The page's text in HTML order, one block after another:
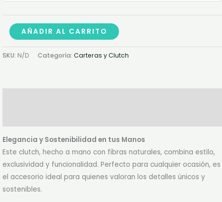
AÑADIR AL CARRITO
SKU: N/D Categoría: Carteras y Clutch
Elegancia y Sostenibilidad en tus Manos
Este clutch, hecho a mano con fibras naturales, combina estilo,
exclusividad y funcionalidad. Perfecto para cualquier ocasión, es
el accesorio ideal para quienes valoran los detalles únicos y
sostenibles.